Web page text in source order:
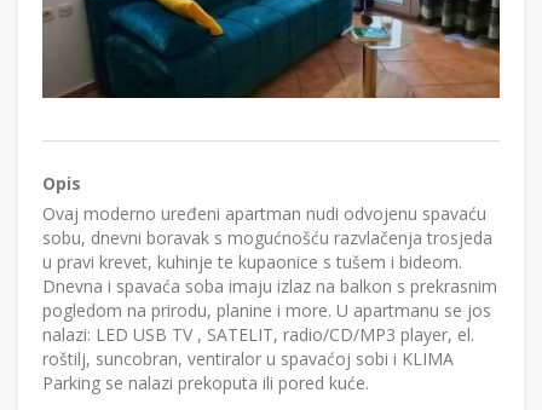
Opis
Ovaj moderno uređeni apartman nudi odvojenu spavaću
sobu, dnevni boravak s mogućnošću razvlačenja trosjeda
u pravi krevet, kuhinje te kupaonice s tušem i bideom.
Dnevna i spavaća soba imaju izlaz na balkon s prekrasnim
pogledom na prirodu, planine i more. U apartmanu se jos
nalazi: LED USB TV , SATELIT, radio/CD/MP3 player, el.
roštilj, suncobran, ventiralor u spavaćoj sobi i KLIMA
Parking se nalazi prekoputa ili pored kuće.